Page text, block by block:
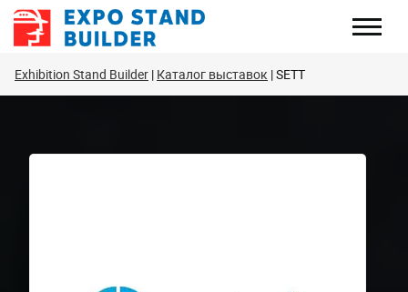
Перейти
Exhibition Stand Builder Каталог выставок SETT